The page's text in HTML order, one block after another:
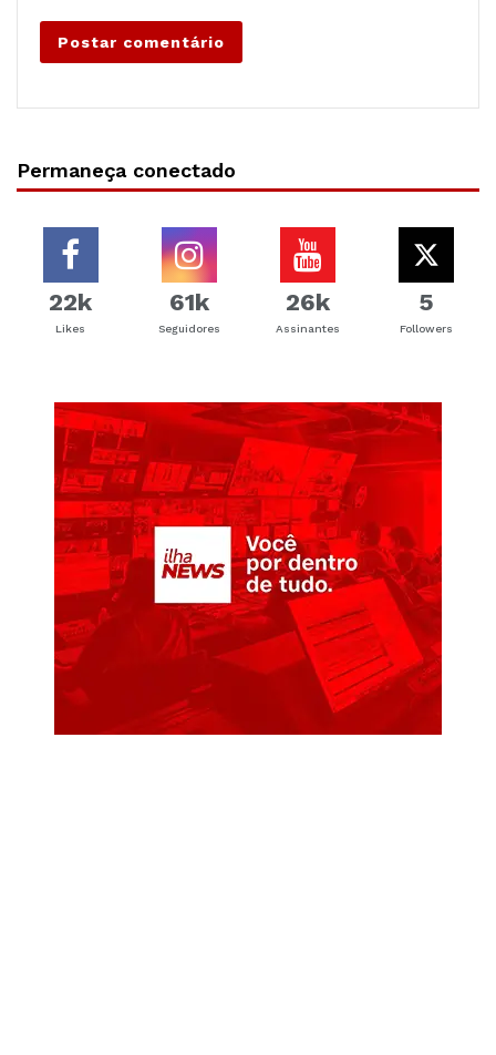
Permaneça conectado
22k
Likes
61k
Seguidores
26k
Assinantes
5
Followers